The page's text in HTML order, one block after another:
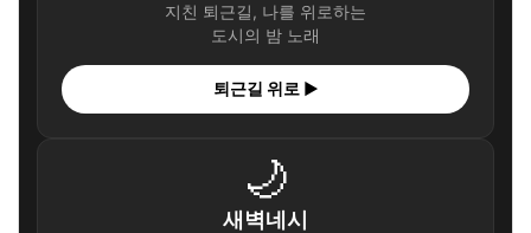
지친 퇴근길, 나를 위로하는
도시의 밤 노래
퇴근길 위로 ▶
🌙
새벽네시